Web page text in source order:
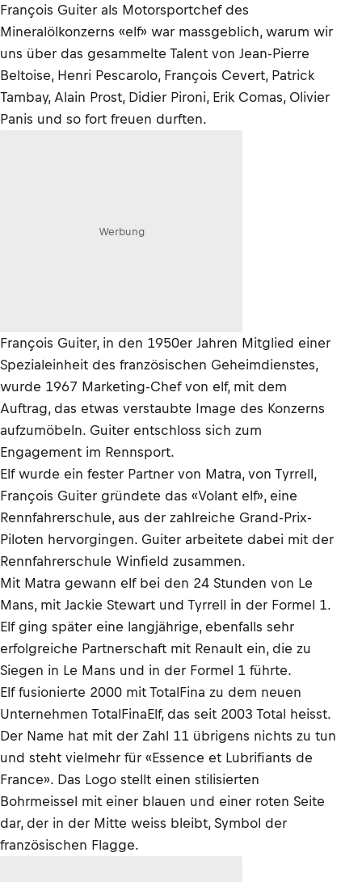
François Guiter als Motorsportchef des
Mineralölkonzerns «elf» war massgeblich, warum wir
uns über das gesammelte Talent von Jean-Pierre
Beltoise, Henri Pescarolo, François Cevert, Patrick
Tambay, Alain Prost, Didier Pironi, Erik Comas, Olivier
Panis und so fort freuen durften.
Werbung
François Guiter, in den 1950er Jahren Mitglied einer
Spezialeinheit des französischen Geheimdienstes,
wurde 1967 Marketing-Chef von elf, mit dem
Auftrag, das etwas verstaubte Image des Konzerns
aufzumöbeln. Guiter entschloss sich zum
Engagement im Rennsport.
Elf wurde ein fester Partner von Matra, von Tyrrell,
François Guiter gründete das «Volant elf», eine
Rennfahrerschule, aus der zahlreiche Grand-Prix-
Piloten hervorgingen. Guiter arbeitete dabei mit der
Rennfahrerschule Winfield zusammen.
Mit Matra gewann elf bei den 24 Stunden von Le
Mans, mit Jackie Stewart und Tyrrell in der Formel 1.
Elf ging später eine langjährige, ebenfalls sehr
erfolgreiche Partnerschaft mit Renault ein, die zu
Siegen in Le Mans und in der Formel 1 führte.
Elf fusionierte 2000 mit TotalFina zu dem neuen
Unternehmen TotalFinaElf, das seit 2003 Total heisst.
Der Name hat mit der Zahl 11 übrigens nichts zu tun
und steht vielmehr für «Essence et Lubrifiants de
France». Das Logo stellt einen stilisierten
Bohrmeissel mit einer blauen und einer roten Seite
dar, der in der Mitte weiss bleibt, Symbol der
französischen Flagge.